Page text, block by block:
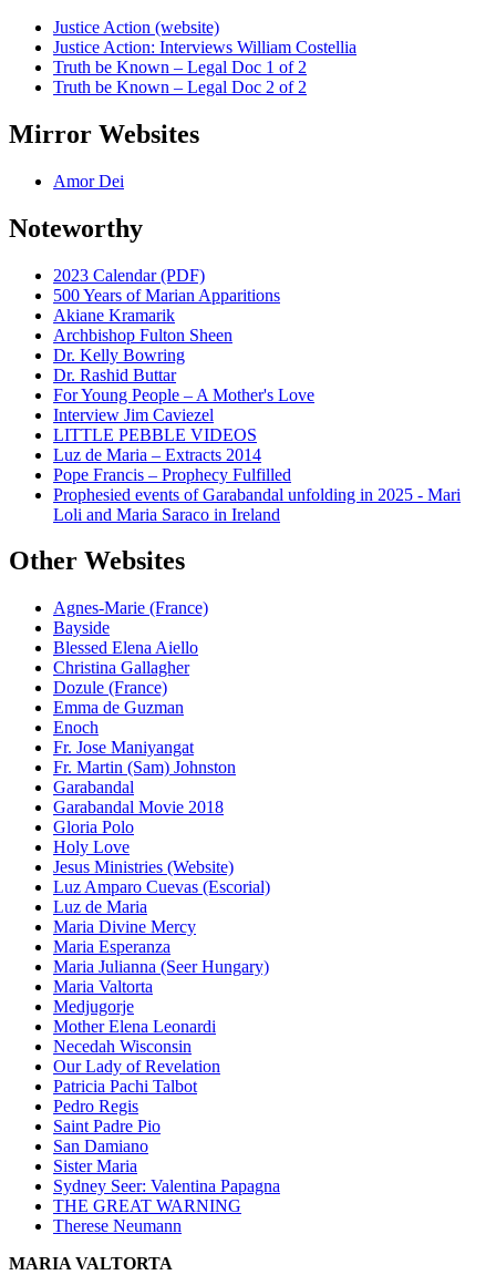
Justice Action (website)
Justice Action: Interviews William Costellia
Truth be Known – Legal Doc 1 of 2
Truth be Known – Legal Doc 2 of 2
Mirror Websites
Amor Dei
Noteworthy
2023 Calendar (PDF)
500 Years of Marian Apparitions
Akiane Kramarik
Archbishop Fulton Sheen
Dr. Kelly Bowring
Dr. Rashid Buttar
For Young People – A Mother's Love
Interview Jim Caviezel
LITTLE PEBBLE VIDEOS
Luz de Maria – Extracts 2014
Pope Francis – Prophecy Fulfilled
Prophesied events of Garabandal unfolding in 2025 - Mari
Loli and Maria Saraco in Ireland
Other Websites
Agnes-Marie (France)
Bayside
Blessed Elena Aiello
Christina Gallagher
Dozule (France)
Emma de Guzman
Enoch
Fr. Jose Maniyangat
Fr. Martin (Sam) Johnston
Garabandal
Garabandal Movie 2018
Gloria Polo
Holy Love
Jesus Ministries (Website)
Luz Amparo Cuevas (Escorial)
Luz de Maria
Maria Divine Mercy
Maria Esperanza
Maria Julianna (Seer Hungary)
Maria Valtorta
Medjugorje
Mother Elena Leonardi
Necedah Wisconsin
Our Lady of Revelation
Patricia Pachi Talbot
Pedro Regis
Saint Padre Pio
San Damiano
Sister Maria
Sydney Seer: Valentina Papagna
THE GREAT WARNING
Therese Neumann
MARIA VALTORTA